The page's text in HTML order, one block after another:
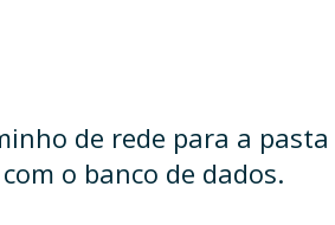
de rede para a
o banco de dados.